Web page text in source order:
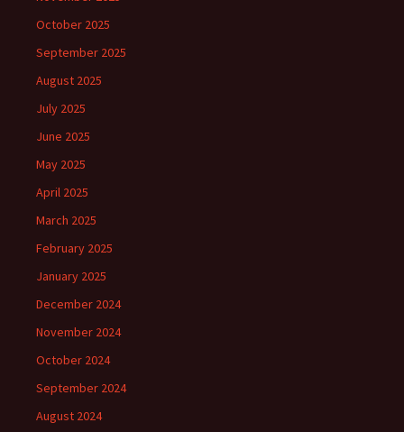
October 2025
September 2025
August 2025
July 2025
June 2025
May 2025
April 2025
March 2025
February 2025
January 2025
December 2024
November 2024
October 2024
September 2024
August 2024